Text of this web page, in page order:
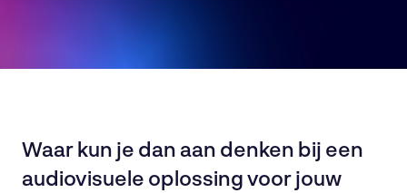
Waar kun je dan aan denken bij een
audiovisuele oplossing voor jouw